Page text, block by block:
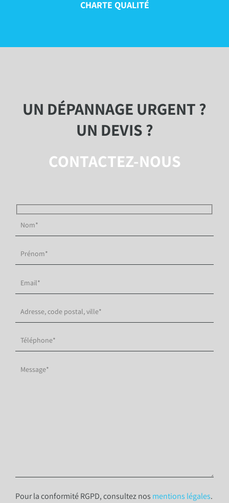
CHARTE QUALITÉ
UN DÉPANNAGE URGENT ?
UN DEVIS ?
CONTACTEZ-NOUS
Pour la conformité RGPD, consultez nos mentions légales.